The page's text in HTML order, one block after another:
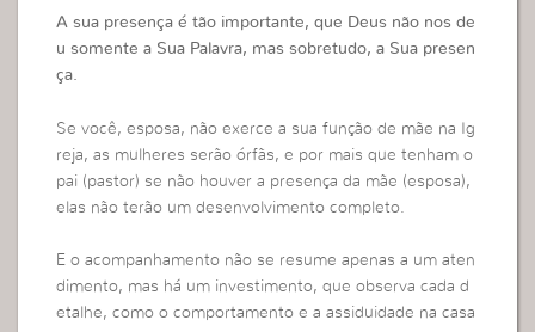
A sua presença é tão importante, que Deus não nos de
u somente a Sua Palavra, mas sobretudo, a Sua presen
ça.
Se você, esposa, não exerce a sua função de mãe na Ig
reja, as mulheres serão órfãs, e por mais que tenham o
pai (pastor) se não houver a presença da mãe (esposa),
elas não terão um desenvolvimento completo.
E o acompanhamento não se resume apenas a um aten
dimento, mas há um investimento, que observa cada d
etalhe, como o comportamento e a assiduidade na casa